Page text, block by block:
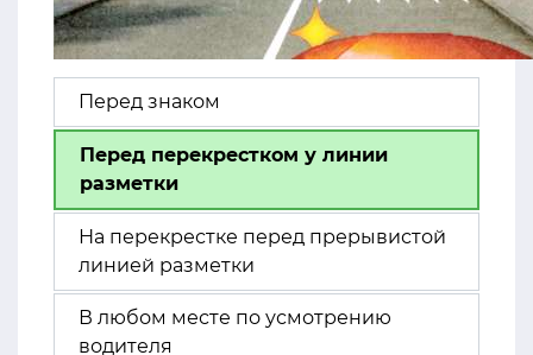
Перед знаком
Перед перекрестком у линии
разметки
На перекрестке перед прерывистой
линией разметки
В любом месте по усмотрению
водителя